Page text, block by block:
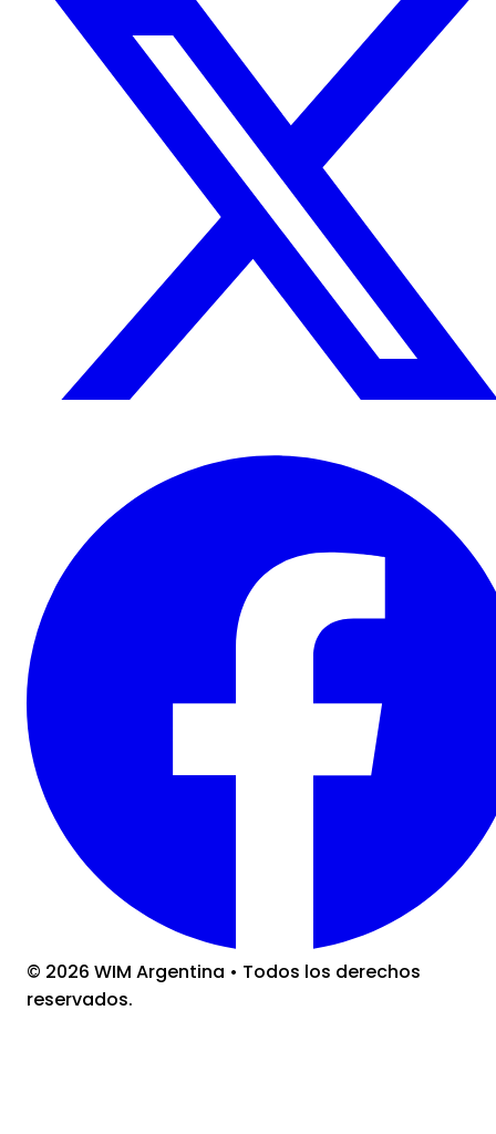
© 2026 WIM Argentina • Todos los derechos
reservados.